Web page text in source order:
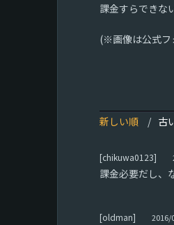
課金すらできな
(※画像は公式フ
新しい順 古
[chikuwa0123]
課金必要だし、
[oldman] 2016/